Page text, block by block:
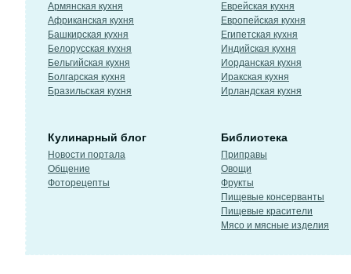
Армянская кухня
Африканская кухня
Башкирская кухня
Белорусская кухня
Бельгийская кухня
Болгарская кухня
Бразильская кухня
Еврейская кухня
Европейская кухня
Египетская кухня
Индийская кухня
Иорданская кухня
Иракская кухня
Ирландская кухня
Кулинарный блог
Новости портала
Общение
Фоторецепты
Библиотека
Приправы
Овощи
Фрукты
Пищевые консерванты
Пищевые красители
Мясо и мясные изделия